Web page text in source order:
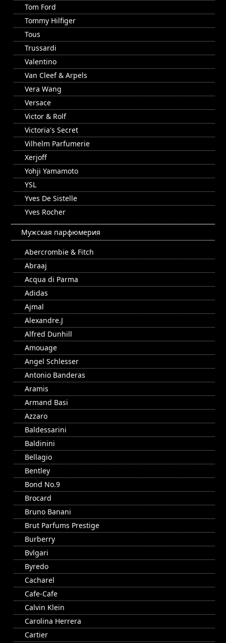
Tom Ford
Tommy Hilfiger
Tous
Trussardi
Valentino
Van Cleef & Arpels
Vera Wang
Versace
Victor & Rolf
Victoria's Secret
Vilhelm Parfumerie
Xerjoff
Yohji Yamamoto
YSL
Yves De Sistelle
Yves Rocher
Мужская парфюмерия
Abercrombie & Fitch
Abraaj
Acqua di Parma
Adidas
Ajmal
Alexandre.J
Alfred Dunhill
Amouage
Angel Schlesser
Antonio Banderas
Aramis
Armand Basi
Azzaro
Baldessarini
Baldinini
Bellagio
Bentley
Bond No.9
Brocard
Bruno Banani
Brut Parfums Prestige
Burberry
Bvlgari
Byredo
Cacharel
Cafe-Cafe
Calvin Klein
Carolina Herrera
Cartier